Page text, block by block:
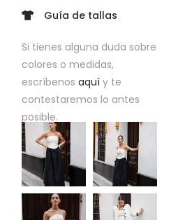
Guía de tallas
Si tienes alguna duda sobre
colores o medidas,
escríbenos aquíy te
contestaremos lo antes
posible.